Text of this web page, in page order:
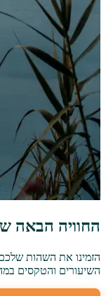
החוויה הבאה
הזמינו את השהות
השיעורים והטקסים